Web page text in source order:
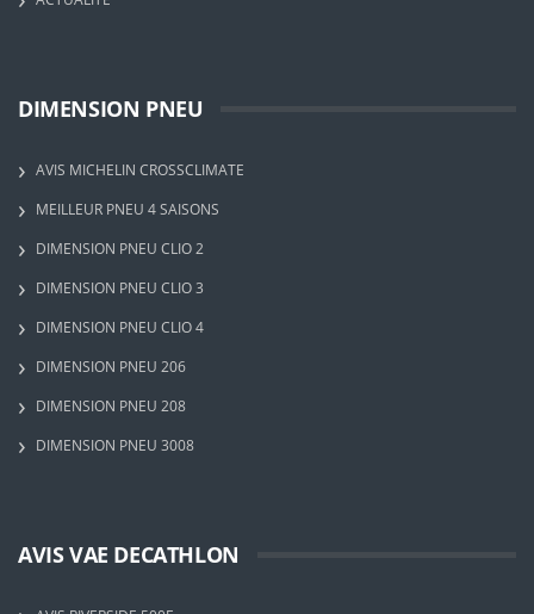
DIMENSION PNEU
AVIS MICHELIN CROSSCLIMATE
MEILLEUR PNEU 4 SAISONS
DIMENSION PNEU CLIO 2
DIMENSION PNEU CLIO 3
DIMENSION PNEU CLIO 4
DIMENSION PNEU 206
DIMENSION PNEU 208
DIMENSION PNEU 3008
AVIS VAE DECATHLON